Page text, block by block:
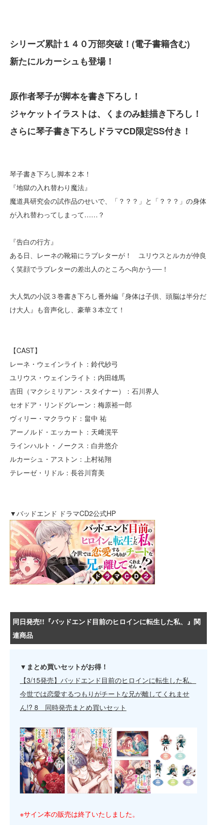
シリーズ累計１４０万部突破！(電子書籍含む)
新たにルカーシュも登場！
原作者琴子が脚本を書き下ろし！
ジャケットイラストは、くまのみ鮭描き下ろし！
さらに琴子書き下ろしドラマCD限定SS付き！
琴子書き下ろし脚本２本！
『地獄の入れ替わり魔法』
魔道具研究会の試作品のせいで、「？？？」と「？？？」の身体
が入れ替わってしまって……？
『告白の行方』
ある日、レーネの靴箱にラブレターが！ ユリウスとルカが仲良
く笑顔でラブレターの差出人のところへ向かう──！
大人気の小説３巻書き下ろし番外編『身体は子供、頭脳は半分だ
け大人』も音声化し、豪華３本立て！
【CAST】
レーネ・ウェインライト：鈴代紗弓
ユリウス・ウェインライト：内田雄馬
吉田（マクシミリアン・スタイナー）：石川界人
セオドア・リンドグレーン：梅原裕一郎
ヴィリー・マクラウド：畠中 祐
アーノルド・エッカート：天﨑滉平
ラインハルト・ノークス：白井悠介
ルカーシュ・アストン：上村祐翔
テレーゼ・リドル：長谷川育美
▼バッドエンド ドラマCD2公式HP
同日発売!!『バッドエンド目前のヒロインに転生した私、』関
連商品
▼まとめ買いセットがお得！
【3/15発売】バッドエンド目前のヒロインに転生した私、
今世では恋愛するつもりがチートな兄が離してくれませ
ん!? 8 同時発売まとめ買いセット
※サイン本の販売は終了いたしました。